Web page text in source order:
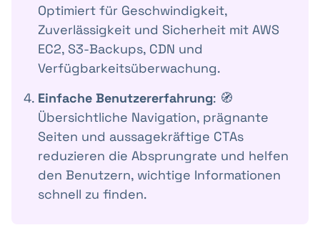
Optimiert für Geschwindigkeit,
Zuverlässigkeit und Sicherheit mit AWS
EC2, S3-Backups, CDN und
Verfügbarkeitsüberwachung.
Einfache Benutzererfahrung: 🧭
Übersichtliche Navigation, prägnante
Seiten und aussagekräftige CTAs
reduzieren die Absprungrate und helfen
den Benutzern, wichtige Informationen
schnell zu finden.